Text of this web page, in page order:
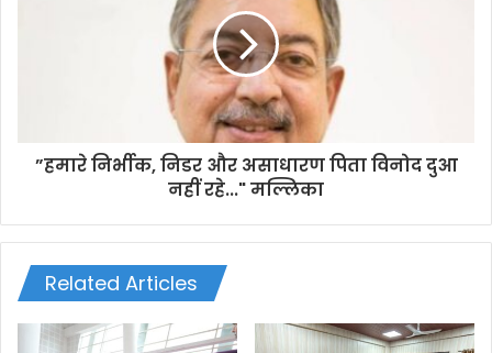
”हमारे निर्भीक, निडर और असाधारण पिता विनोद दुआ
नहीं रहे..." मल्लिका
Related Articles